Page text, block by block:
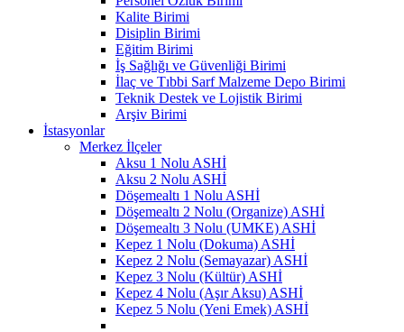
Kalite Birimi
Disiplin Birimi
Eğitim Birimi
İş Sağlığı ve Güvenliği Birimi
İlaç ve Tıbbi Sarf Malzeme Depo Birimi
Teknik Destek ve Lojistik Birimi
Arşiv Birimi
İstasyonlar
Merkez İlçeler
Aksu 1 Nolu ASHİ
Aksu 2 Nolu ASHİ
Döşemealtı 1 Nolu ASHİ
Döşemealtı 2 Nolu (Organize) ASHİ
Döşemealtı 3 Nolu (UMKE) ASHİ
Kepez 1 Nolu (Dokuma) ASHİ
Kepez 2 Nolu (Semayazar) ASHİ
Kepez 3 Nolu (Kültür) ASHİ
Kepez 4 Nolu (Aşır Aksu) ASHİ
Kepez 5 Nolu (Yeni Emek) ASHİ